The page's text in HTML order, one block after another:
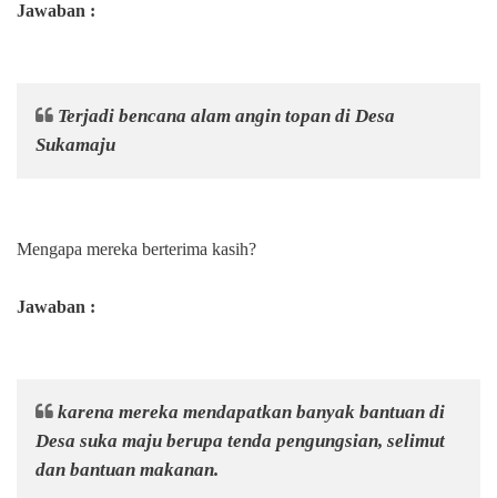
Jawaban :
Terjadi bencana alam angin topan di Desa
Sukamaju
Mengapa mereka berterima kasih?
Jawaban :
karena mereka mendapatkan banyak bantuan di
Desa suka maju berupa tenda pengungsian, selimut
dan bantuan makanan.